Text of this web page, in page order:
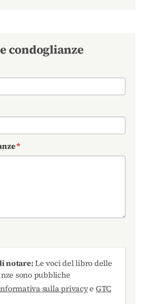
condoglianze
*
notare:Le voci del libro delle
sono pubbliche
sulla privacye GTC